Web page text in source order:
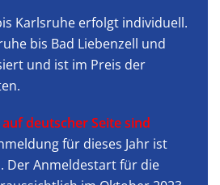
Karlsruhe erfolgt individuell.
bis Bad Liebenzell und
und ist im Preis der
deutscher Seite sind
für dieses Jahr ist
Der Anmeldestart für die